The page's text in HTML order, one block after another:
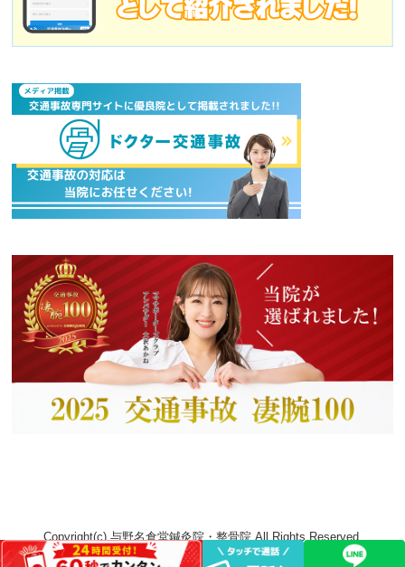
Copyright(c) 与野名倉堂鍼灸院・整骨院 All Rights Reserved.